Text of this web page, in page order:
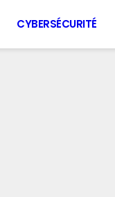
CYBERSÉCURITÉ